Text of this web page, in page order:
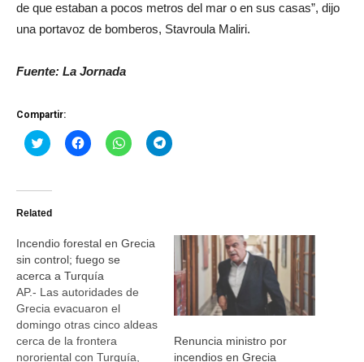
de que estaban a pocos metros del mar o en sus casas”, dijo
una portavoz de bomberos, Stavroula Maliri.
Fuente: La Jornada
Compartir:
Haz
clic
Twitter
abre
una
ventana
nueva)
Haz
clic
una
ventana
nueva)
Haz
clic
una
ventana
Haz
clic
una
ventana
nueva)
Related
Incendio forestal en Grecia
sin control; fuego se
acerca a Turquía
AP.- Las autoridades de
Grecia evacuaron el
domingo otras cinco aldeas
cerca de la frontera
nororiental con Turquía,
Renuncia ministro por
incendios en Grecia